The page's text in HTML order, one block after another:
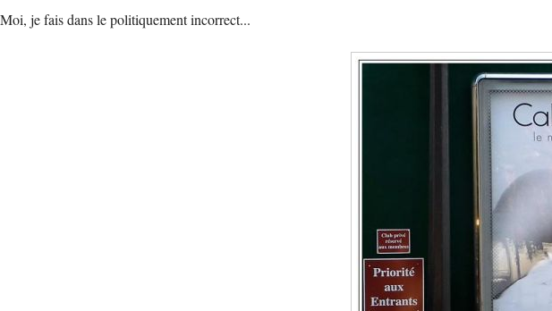
Moi, je fais dans le politiquement incorrect...